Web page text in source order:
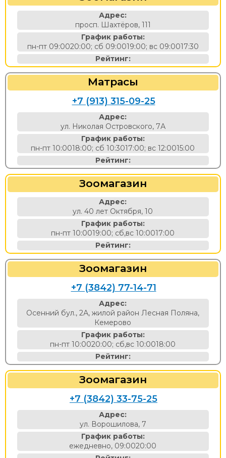
Адрес:
просп. Шахтёров, 111
График работы:
пн-пт 09:0020:00; сб 09:0019:00; вс 09:0017:30
Рейтинг:
Матрасы
+7 (913) 315-09-25
Адрес:
ул. Николая Островского, 7А
График работы:
пн-пт 10:0018:00; сб 10:3017:00; вс 12:0015:00
Рейтинг:
Зоомагазин
Адрес:
ул. 40 лет Октября, 10
График работы:
пн-пт 10:0019:00; сб,вс 10:0017:00
Рейтинг:
Зоомагазин
+7 (3842) 77-14-71
Адрес:
Осенний бул., 2А, жилой район Лесная Поляна,
Кемерово
График работы:
пн-пт 10:0020:00; сб,вс 10:0018:00
Рейтинг:
Зоомагазин
+7 (3842) 33-75-25
Адрес:
ул. Ворошилова, 7
График работы:
ежедневно, 09:0020:00